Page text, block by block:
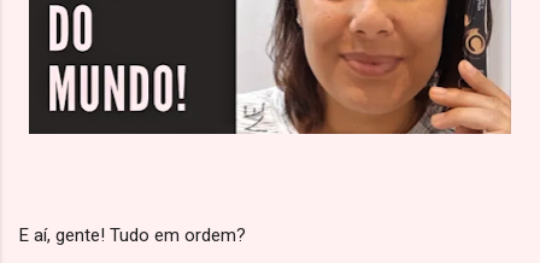
E aí, gente! Tudo em ordem?